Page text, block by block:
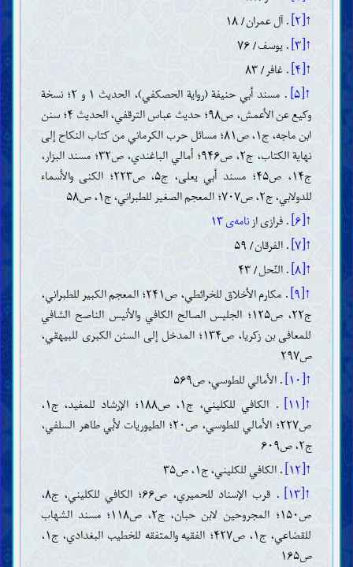
↑[۲]
. آل عمران/ ۱۸
↑[۳]
. یوسف/ ۷۶
↑[۴]
. غافر/ ۸۳
↑[۵]
. مسند أبي حنيفة (رواية الحصكفي)، الحدیث ۱ و ۲؛ نسخة
وكيع عن الأعمش، ص۹۸؛ حديث عباس الترقفي، الحدیث ۴؛ سنن
ابن ماجه، ج۱، ص۸۱؛ مسائل حرب الكرماني من كتاب النكاح إلى
نهاية الكتاب، ج۲، ص۹۴۶؛ أمالي الباغندي، ص۳۲؛ مسند البزار،
ج۱۴، ص۴۵؛ مسند أبي يعلى، ج۵، ص۲۲۳؛ الكنى والأسماء
للدولابي، ج۲، ص۷۰۷؛ المعجم الصغير للطبراني، ج۱، ص۵۸
↑[۶]
. فرازی ازنامه‌ی ۱۳
↑[۷]
. الفرقان/ ۵۹
↑[۸]
. النّحل/ ۴۳
↑[۹]
. مكارم الأخلاق للخرائطي، ص۲۴۱؛ المعجم الكبير للطبراني،
ج۲۲، ص۱۲۵؛ الجليس الصالح الكافي والأنيس الناصح الشافي
للمعافى بن زكريا، ص۱۳۴؛ المدخل إلى السنن الكبرى للبيهقي،
ص۲۹۷
↑[۱۰]
. الأمالي للطوسي، ص۵۶۹
↑[۱۱]
. الکافي للکليني، ج۱، ص۱۸۸؛ الإرشاد للمفید، ج۱،
ص۲۲۷؛ الأمالي للطوسي، ص۲۰؛ الطيوريات لأبي طاهر السلفي،
ج۲، ص۶۰۹
↑[۱۲]
. الکافي للکلیني، ج۱، ص۳۵
↑[۱۳]
. قرب الإسناد للحمیري، ص۶۶؛ الکافي للکلیني، ج۸،
ص۱۵۰؛ المجروحين لابن حبان، ج۲، ص۱۱۸؛ مسند الشهاب
للقضاعي، ج۱، ص۴۲۷؛ الفقيه والمتفقه للخطيب البغدادي، ج۱،
ص۱۶۵